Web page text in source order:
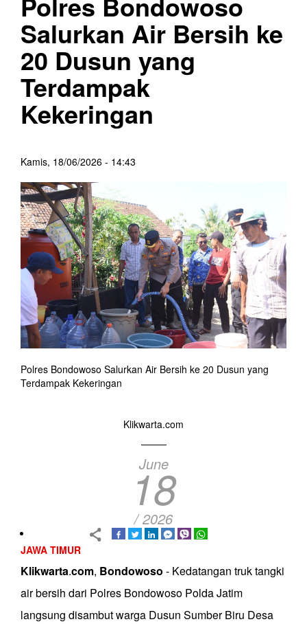
Salurkan Air Bersih ke
20 Dusun yang
Terdampak
Kekeringan
Kamis, 18/06/2026 - 14:43
Polres Bondowoso Salurkan Air Bersih ke 20 Dusun yang
Terdampak Kekeringan
Klikwarta.com
June
18
/ 2026
JAWA TIMUR
Klikwarta.com, Bondowoso - Kedatangan truk tangki
air bersih dari Polres Bondowoso Polda Jatim
langsung disambut warga Dusun Sumber Biru Desa